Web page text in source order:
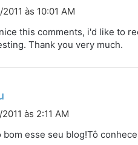
i
s
2011 às 10:01 AM
this comments, i'd like to
Thank you very much.
i
às 2:11 AM
bom esse seu blog!Tô